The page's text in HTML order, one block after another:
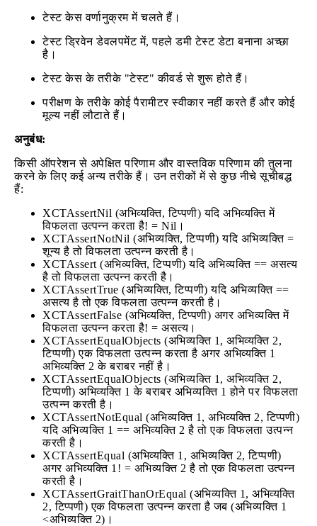
टेस्ट केस वर्णानुक्रम में चलते हैं।
टेस्ट ड्रिवेन डेवलपमेंट में, पहले डमी टेस्ट डेटा बनाना अच्छा
है।
टेस्ट केस के तरीके "टेस्ट" कीवर्ड से शुरू होते हैं।
परीक्षण के तरीके कोई पैरामीटर स्वीकार नहीं करते हैं और कोई
मूल्य नहीं लौटाते हैं।
अनुबंध:
किसी ऑपरेशन से अपेक्षित परिणाम और वास्तविक परिणाम की तुलना
करने के लिए कई अन्य तरीके हैं। उन तरीकों में से कुछ नीचे सूचीबद्ध
हैं:
XCTAssertNil (अभिव्यक्ति, टिप्पणी) यदि अभिव्यक्ति में
विफलता उत्पन्न करता है! = Nil।
XCTAssertNotNil (अभिव्यक्ति, टिप्पणी) यदि अभिव्यक्ति =
शून्य है तो विफलता उत्पन्न करती है।
XCTAssert (अभिव्यक्ति, टिप्पणी) यदि अभिव्यक्ति == असत्य
है तो विफलता उत्पन्न करती है।
XCTAssertTrue (अभिव्यक्ति, टिप्पणी) यदि अभिव्यक्ति ==
असत्य है तो एक विफलता उत्पन्न करती है।
XCTAssertFalse (अभिव्यक्ति, टिप्पणी) अगर अभिव्यक्ति में
विफलता उत्पन्न करता है! = असत्य।
XCTAssertEqualObjects (अभिव्यक्ति 1, अभिव्यक्ति 2,
टिप्पणी) एक विफलता उत्पन्न करता है अगर अभिव्यक्ति 1
अभिव्यक्ति 2 के बराबर नहीं है।
XCTAssertEqualObjects (अभिव्यक्ति 1, अभिव्यक्ति 2,
टिप्पणी) अभिव्यक्ति 1 के बराबर अभिव्यक्ति 1 होने पर विफलता
उत्पन्न करती है।
XCTAssertNotEqual (अभिव्यक्ति 1, अभिव्यक्ति 2, टिप्पणी)
यदि अभिव्यक्ति 1 == अभिव्यक्ति 2 है तो एक विफलता उत्पन्न
करती है।
XCTAssertEqual (अभिव्यक्ति 1, अभिव्यक्ति 2, टिप्पणी)
अगर अभिव्यक्ति 1! = अभिव्यक्ति 2 है तो एक विफलता उत्पन्न
करती है।
XCTAssertGraitThanOrEqual (अभिव्यक्ति 1, अभिव्यक्ति
2, टिप्पणी) एक विफलता उत्पन्न करता है जब (अभिव्यक्ति 1
<अभिव्यक्ति 2)।